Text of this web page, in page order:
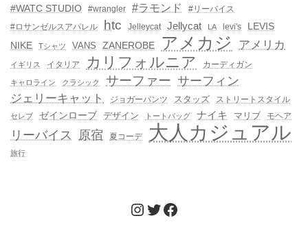
#WATC STUDIO #wrangler #ラモンド
#リーバイス
#ロサンゼルスアパレル
htc Jelleycat Jellycat LA levi's
LEVIS
NIKE
Tシャツ VANS ZANEROBE アメカジ アメリカ
イギリス イタリア カリフォルニア カーディガン
キャロライン クラシック サーファー サーフィン
ジェリーキャット
ジョガーパンツ スタッズ ストリートスタイル
セレブ ゼインローブ デザイン トートバッグ ナイキ マリブ モヘア
リーバイス 原宿 夏コーデ 大人カジュアル
旅行
Instagram
Twitter
Facebook